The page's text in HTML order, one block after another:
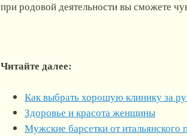
при родовой деятельности вы сможете
Читайте далее:
Как выбрать хорошую клинику за
Здоровье и красота женщины
Мужские барсетки от итальянского